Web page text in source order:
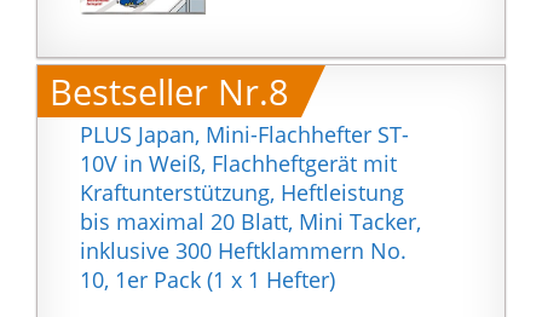
Bestseller Nr.8
PLUS Japan, Mini-Flachhefter ST-
10V in Weiß, Flachheftgerät mit
Kraftunterstützung, Heftleistung
bis maximal 20 Blatt, Mini Tacker,
inklusive 300 Heftklammern No.
10, 1er Pack (1 x 1 Hefter)